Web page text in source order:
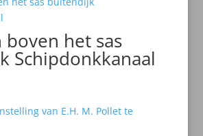
boven het sas
Schipdonkkanaal